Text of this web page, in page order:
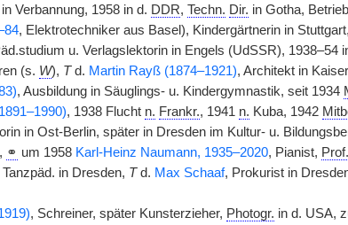
Verbannung, 1958 in d. DDR, Techn. Dir. in Gotha,
, Elektrotechniker aus Basel), Kindergärtnerin in Stuttgart,
u. Verlagslektorin in Engels (UdSSR), 1938–54
(s. W), Td. Martin Rayß (1874–1921), Architekt in
, Ausbildung in Säuglings- u. Kindergymnastik, seit 1934
), 1938 Flucht n. Frankr., 1941 n. Kuba, 1942
in Ost-Berlin, später in Dresden im Kultur- u.
⚭ um 1958 Karl-Heinz Naumann, 1935–2020, Pianist, Prof.
in Dresden, Td. Max Schaaf, Prokurist in
, Schreiner, später Kunsterzieher, Photogr. in d. USA,